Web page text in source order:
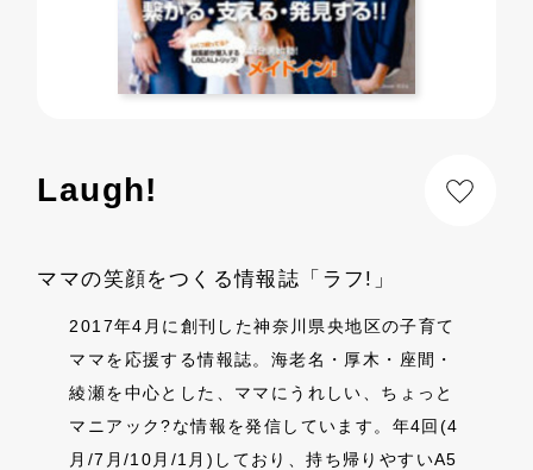
Laugh!
ママの笑顔をつくる情報誌「ラフ!」
2017年4月に創刊した神奈川県央地区の子育て
ママを応援する情報誌。海老名・厚木・座間・
綾瀬を中心とした、ママにうれしい、ちょっと
マニアック?な情報を発信しています。年4回(4
月/7月/10月/1月)しており、持ち帰りやすいA5